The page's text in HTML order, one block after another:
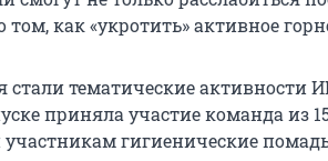
как «укротить» активное
тематические активности
приняла участие команда из 15
гигиенические